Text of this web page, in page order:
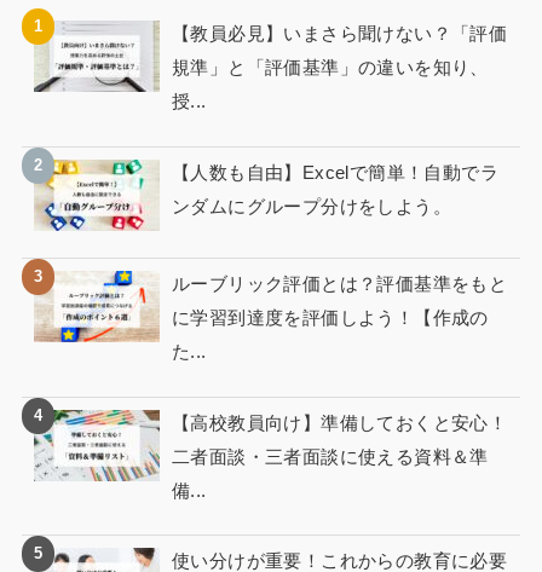
【教員必見】いまさら聞けない？「評価
規準」と「評価基準」の違いを知り、
授...
【人数も自由】Excelで簡単！自動でラ
ンダムにグループ分けをしよう。
ルーブリック評価とは？評価基準をもと
に学習到達度を評価しよう！【作成の
た...
【高校教員向け】準備しておくと安心！
二者面談・三者面談に使える資料＆準
備...
使い分けが重要！これからの教育に必要